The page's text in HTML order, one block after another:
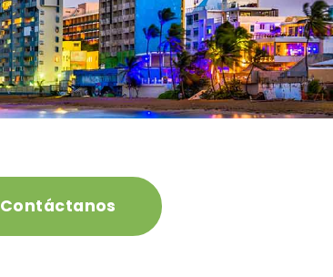
Contáctanos